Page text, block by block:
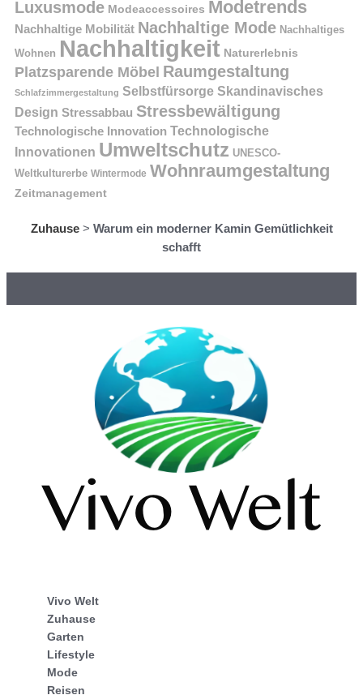
Luxusmode Modeaccessoires Modetrends
Nachhaltige Mobilität Nachhaltige Mode Nachhaltiges
Wohnen Nachhaltigkeit Naturerlebnis
Platzsparende Möbel Raumgestaltung
Schlafzimmergestaltung Selbstfürsorge Skandinavisches
Design Stressabbau Stressbewältigung
Technologische Innovation Technologische
Innovationen Umweltschutz UNESCO-
Weltkulturerbe Wintermode Wohnraumgestaltung
Zeitmanagement
Zuhause> Warum ein moderner Kamin Gemütlichkeit
schafft
Vivo Welt
Zuhause
Garten
Lifestyle
Mode
Reisen